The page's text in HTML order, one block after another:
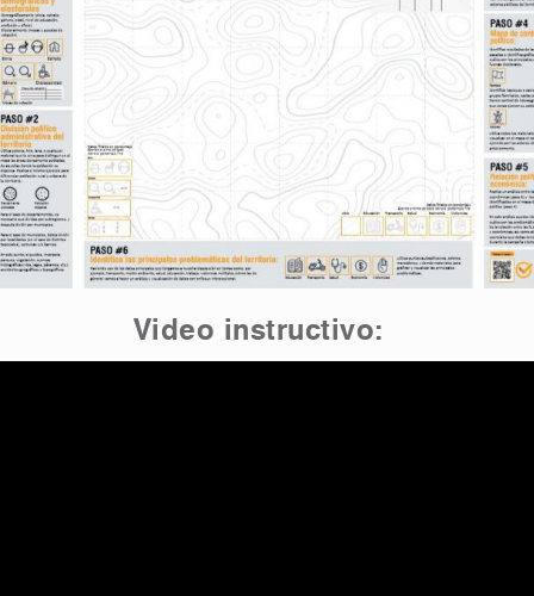
Video instructivo: